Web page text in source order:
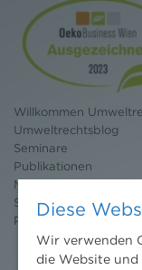
Willkommen
Umweltrechtsblog
Seminare
Publikationen
Moot Court
Stipendium
Pressebereich
Diese
Wir verwenden
die Website